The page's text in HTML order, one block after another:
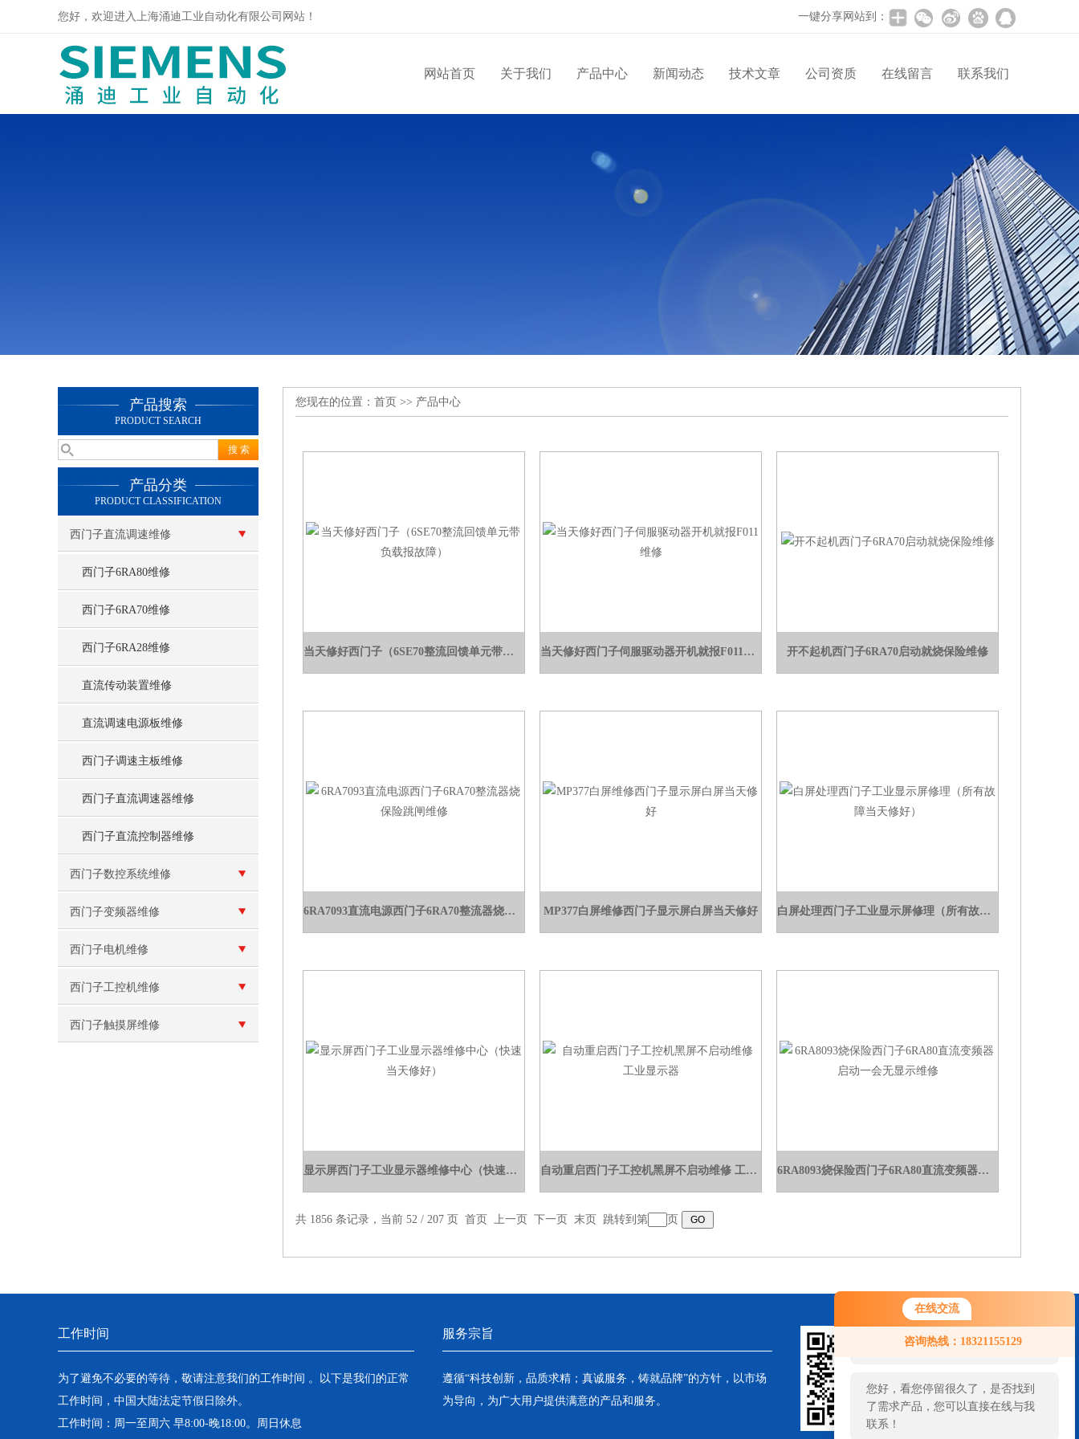
在线交流
咨询热线：18321155129
您好！欢迎前来咨询，很高兴为您
服务，请问您要咨询什么问题呢？
您好，看您停留很久了，是否找到
了需求产品，您可以直接在线与我
联系！
您好，欢迎进入上海涌迪工业自动化有限公司网站！ 一键分享网站到：
网站首页 关于我们 产品中心 新闻动态 技术文章 公司资质 在线留言 联系我们
产品搜索
PRODUCT SEARCH
产品分类
PRODUCT CLASSIFICATION
西门子直流调速维修
西门子6RA80维修
西门子6RA70维修
西门子6RA28维修
直流传动装置维修
直流调速电源板维修
西门子调速主板维修
西门子直流调速器维修
西门子直流控制器维修
西门子数控系统维修
西门子变频器维修
西门子电机维修
西门子工控机维修
西门子触摸屏维修
您现在的位置： 首页 >> 产品中心
当天修好西门子（6SE70整流回馈单元带负载报故障） 当天修好西门子伺服驱动器开机就报F011维修 开不起机西门子6RA70启动就烧保险维修
6RA7093直流电源西门子6RA70整流器烧保险跳闸维修 MP377白屏维修西门子显示屏白屏当天修好 白屏处理西门子工业显示屏修理（所有故障当天修好）
显示屏西门子工业显示器维修中心（快速当天修好） 自动重启西门子工控机黑屏不启动维修 工业显示器 6RA8093烧保险西门子6RA80直流变频器启动一会无显示维修
共 1856 条记录，当前 52 / 207 页 首页 上一页 下一页 末页 跳转到第 页
工作时间
为了避免不必要的等待，敬请注意我们的工作时间 。以下是我们的正常
工作时间，中国大陆法定节假日除外。
工作时间：周一至周六 早8:00-晚18:00。周日休息
服务宗旨
遵循“科技创新，品质求精；真诚服务，铸就品牌”的方针，以市场
为导向，为广大用户提供满意的产品和服务。